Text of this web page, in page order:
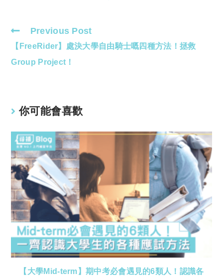
Read
more
articles
Previous Post
【FreeRider】處決大學自由騎士嘅四種方法！拯救
Group Project！
你可能會喜歡
【大學Mid-term】期中考必會遇見的6類人！認識各